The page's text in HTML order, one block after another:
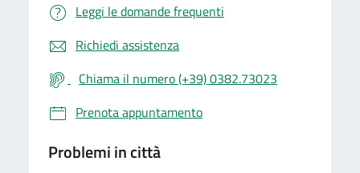
Leggi le domande frequenti
Richiedi assistenza
Chiama il numero (+39) 0382.73023
Prenota appuntamento
Problemi in città